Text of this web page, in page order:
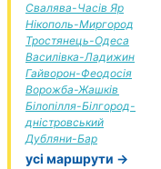
Свалява-Часів Яр
Нікополь-Миргород
Тростянець-Одеса
Василівка-Ладижин
Гайворон-Феодосія
Ворожба-Жашків
Білопілля-Білгород-
дністровський
Дубляни-Бар
усі маршрути →